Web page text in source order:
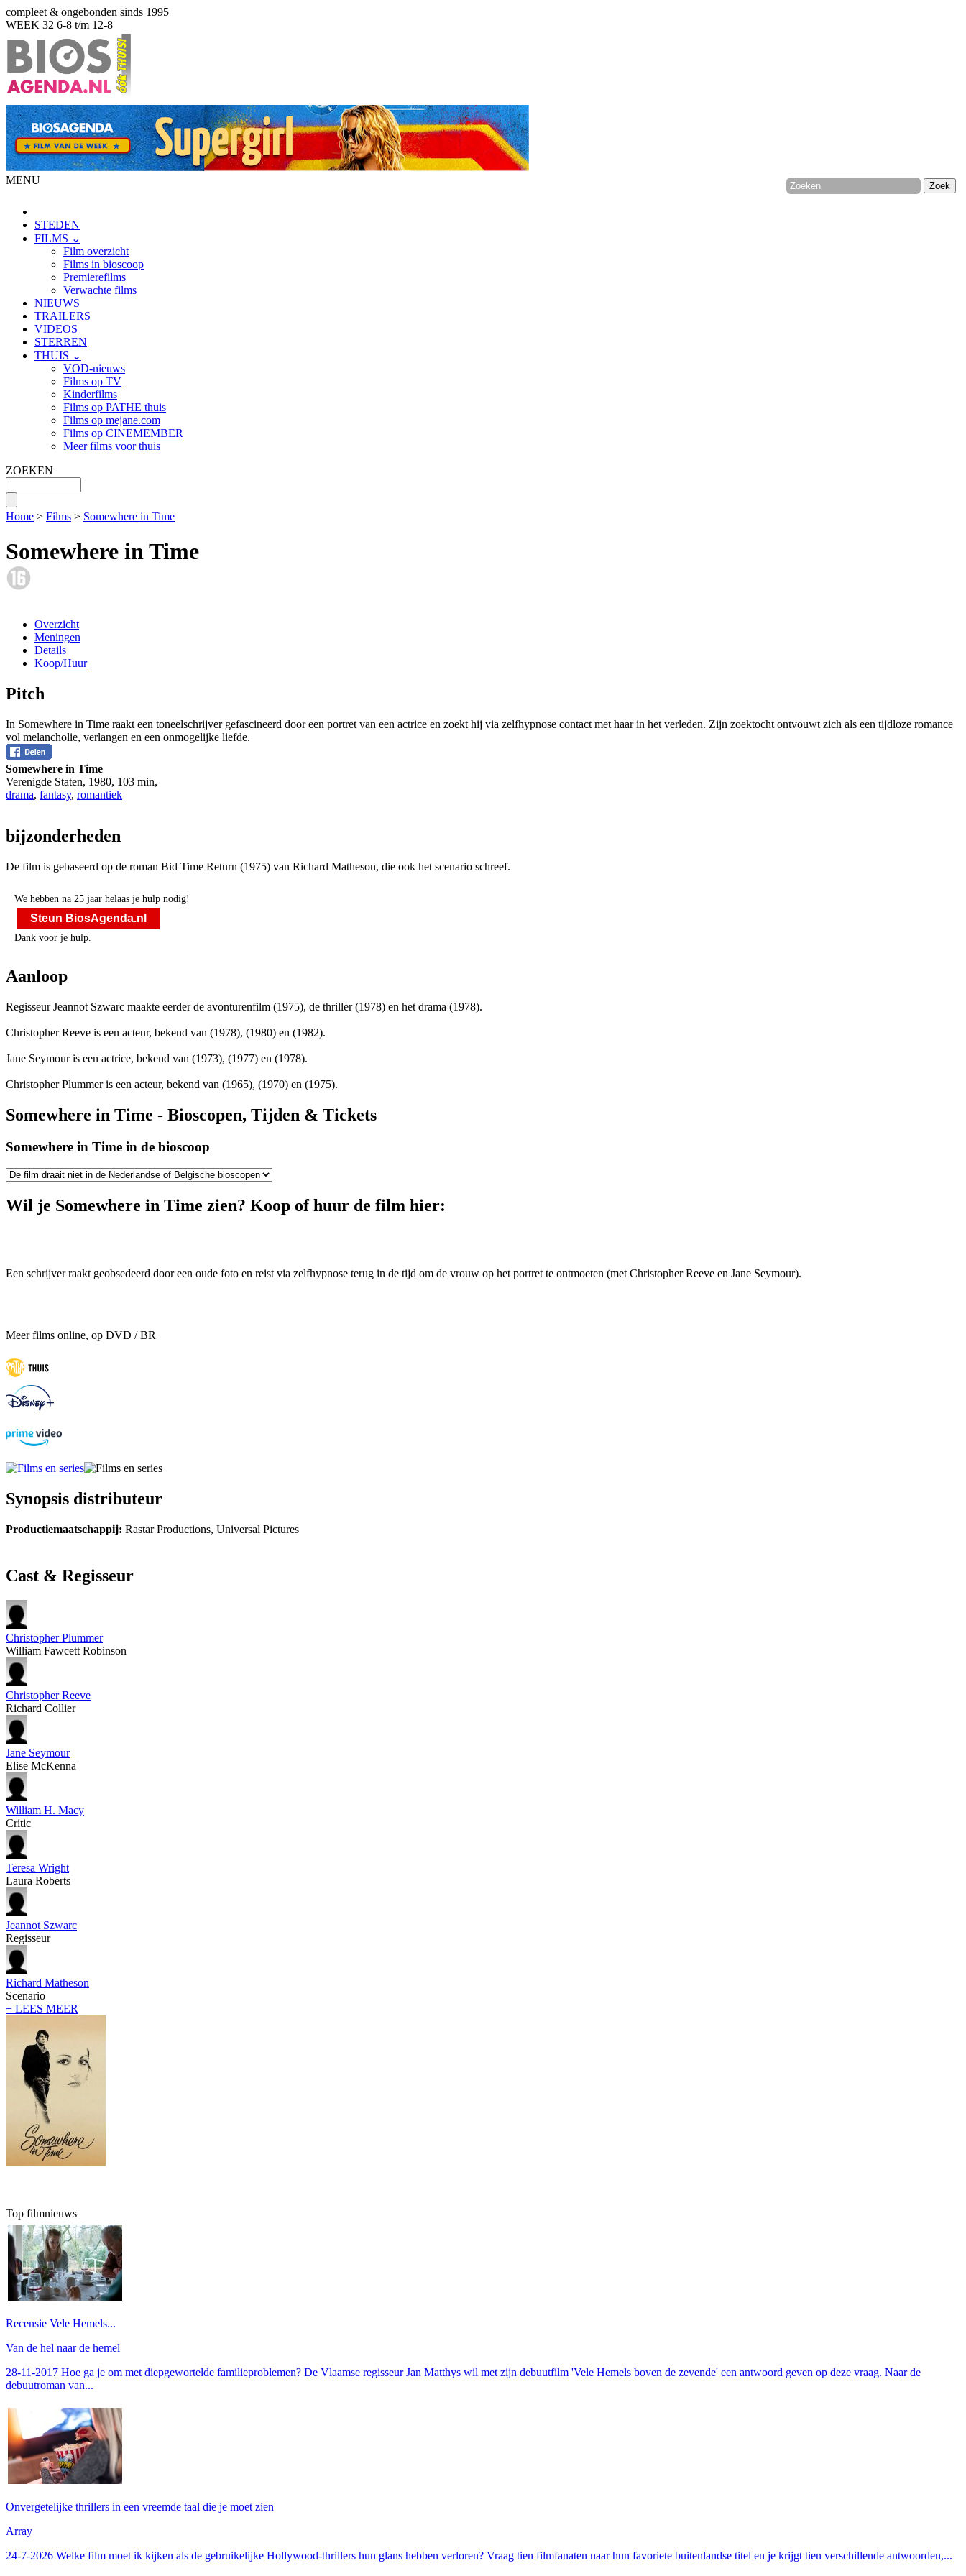
compleet & ongebonden sinds 1995
WEEK 32 6-8 t/m 12-8
MENU
STEDEN
FILMS ⌄
Film overzicht
Films in bioscoop
Premierefilms
Verwachte films
NIEUWS
TRAILERS
VIDEOS
STERREN
THUIS ⌄
VOD-nieuws
Films op TV
Kinderfilms
Films op PATHE thuis
Films op mejane.com
Films op CINEMEMBER
Meer films voor thuis
ZOEKEN
Home > Films > Somewhere in Time
Somewhere in Time
Overzicht
Meningen
Details
Koop/Huur
Pitch
In Somewhere in Time raakt een toneelschrijver gefascineerd door een portret van een actrice en zoekt hij via zelfhypnose contact met haar in het verleden. Zijn zoektocht ontvouwt zich als een tijdloze romance
vol melancholie, verlangen en een onmogelijke liefde.
Somewhere in Time
Verenigde Staten, 1980, 103 min,
drama, fantasy, romantiek
bijzonderheden
De film is gebaseerd op de roman Bid Time Return (1975) van Richard Matheson, die ook het scenario schreef.
We hebben na 25 jaar helaas je hulp nodig!
Steun BiosAgenda.nl
Dank voor je hulp.
Aanloop
Regisseur Jeannot Szwarc maakte eerder de avonturenfilm (1975), de thriller(1978) en het drama (1978).
Christopher Reeve is een acteur, bekend van (1978), (1980) en (1982).
Jane Seymour is een actrice, bekend van (1973), (1977) en (1978).
Christopher Plummer is een acteur, bekend van (1965), (1970) en (1975).
Somewhere in Time - Bioscopen, Tijden & Tickets
Somewhere in Time in de bioscoop
Wil je Somewhere in Time zien? Koop of huur de film hier:
Een schrijver raakt geobsedeerd door een oude foto en reist via zelfhypnose terug in de tijd om de vrouw op het portret te ontmoeten (met Christopher Reeve en Jane Seymour).
Meer films online, op DVD / BR
Synopsis distributeur
Productiemaatschappij: Rastar Productions, Universal Pictures
Cast & Regisseur
Christopher Plummer
William Fawcett Robinson
Christopher Reeve
Richard Collier
Jane Seymour
Elise McKenna
William H. Macy
Critic
Teresa Wright
Laura Roberts
Jeannot Szwarc
Regisseur
Richard Matheson
Scenario
+ LEES MEER
Top filmnieuws
Recensie Vele Hemels...
Van de hel naar de hemel
28-11-2017 Hoe ga je om met diepgewortelde familieproblemen? De Vlaamse regisseur Jan Matthys wil met zijn debuutfilm 'Vele Hemels boven de zevende' een antwoord geven op deze vraag. Naar de
debuutroman van...
Onvergetelijke thrillers in een vreemde taal die je moet zien
Array
24-7-2026 Welke film moet ik kijken als de gebruikelijke Hollywood-thrillers hun glans hebben verloren? Vraag tien filmfanaten naar hun favoriete buitenlandse titel en je krijgt tien verschillende antwoorden,...